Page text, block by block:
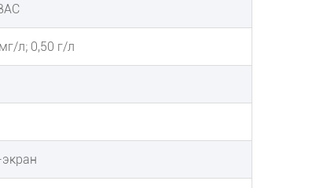
л; 0,50 г/л